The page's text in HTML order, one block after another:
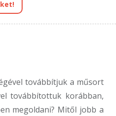
továbbítjuk a műsort
továbbítottuk korábban,
megoldani? Mitől jobb a